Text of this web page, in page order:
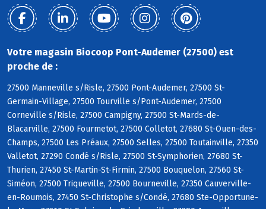
Votre magasin Biocoop Pont-Audemer (27500) est
proche de :
27500 Manneville s/Risle, 27500 Pont-Audemer, 27500 St-
Germain-Village, 27500 Tourville s/Pont-Audemer, 27500
Corneville s/Risle, 27500 Campigny, 27500 St-Mards-de-
Blacarville, 27500 Fourmetot, 27500 Colletot, 27680 St-Ouen-des-
Champs, 27500 Les Préaux, 27500 Selles, 27500 Toutainville, 27350
Valletot, 27290 Condé s/Risle, 27500 St-Symphorien, 27680 St-
Thurien, 27450 St-Martin-St-Firmin, 27500 Bouquelon, 27560 St-
Siméon, 27500 Triqueville, 27500 Bourneville, 27350 Cauverville-
en-Roumois, 27450 St-Christophe s/Condé, 27680 Ste-Opportune-